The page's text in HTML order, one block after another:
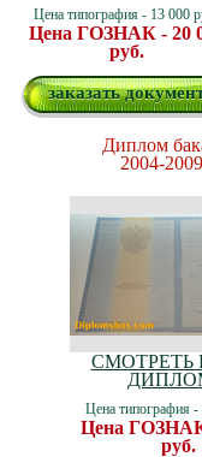
Цена типография - 13 000
Цена ГОЗНАК - 20
руб.
заказать
Диплом
2004-
СМОТРЕТЬ
Цена типография -
Цена ГОЗНАК
руб.